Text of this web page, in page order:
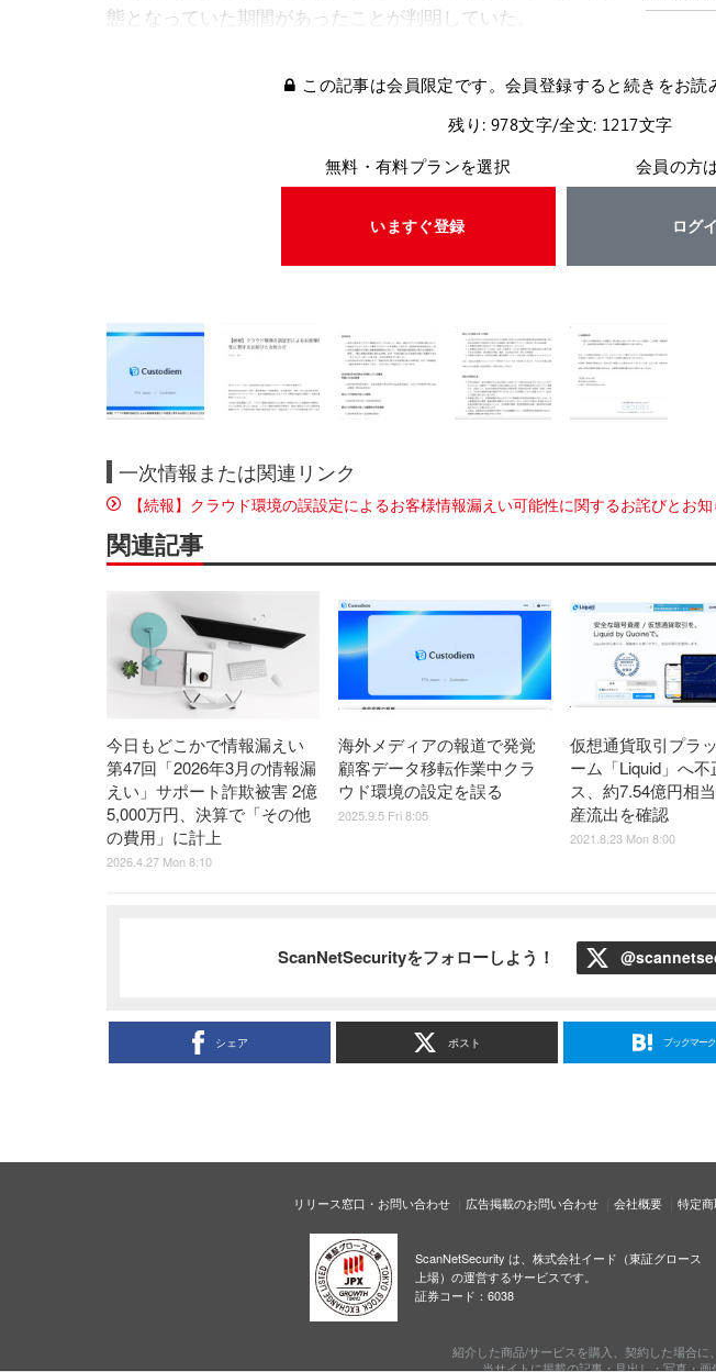
態となっていた期間があったことが判明していた。
この記事は会員限定です。会員登録すると続きをお読
残り: 978文字/全文: 1217文字
無料・有料プランを選択
いますぐ登録
会員の方
ログ
一次情報または関連リンク
【続報】クラウド環境の誤設定によるお客様情報漏えい可能性に関するお詫びとお
関連記事
今日もどこかで情報漏えい
第47回「2026年3月の情報漏
えい」サポート詐欺被害 2億
5,000万円、決算で「その他
の費用」に計上
2026.4.27 Mon 8:10
海外メディアの報道で発覚
顧客データ移転作業中クラ
ウド環境の設定を誤る
2025.9.5 Fri 8:05
仮想通貨取引プラ
ーム「Liquid」へ不
ス、約7.54億円相
産流出を確認
2021.8.23 Mon 8:00
ScanNetSecurityをフォローしよう！
シェア ポスト ブックマーク
リリース窓口・お問い合わせ 広告掲載のお問い合わせ 会社概要 特定
ScanNetSecurity は、株式会社イード（東証グロース
上場）の運営するサービスです。
証券コード：6038
紹介した商品/サービスを購入、契約した場合に
当サイトに掲載の記事・見出し・写真・